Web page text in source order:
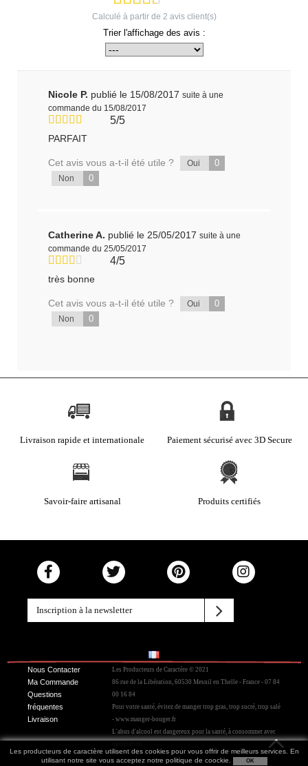
Les producteurs de caractère utilisent des cookies pour vous offrir de meilleurs services. En
utilisant notre site vous acceptez notre politique de coockie.
OK
Calculé à partir de 2 avis client(s)
Trier l'affichage des avis :
Nicole P. publié le 15/08/2017 suite à une
commande du 15/08/2017
5/5
PARFAIT
Cet avis vous a-t-il été utile ? Oui 0
Non 0
Catherine A. publié le 25/05/2017 suite à une
commande du 25/05/2017
4/5
très bonne
Cet avis vous a-t-il été utile ? Oui 0
Non 0
Livraison rapide et internationale Paiement sécurisé avec 3D Secure
Savoir-faire artisanal Produits certifiés
Nous Contacter
Ma Commande
Questions
fréquentes
Livraison
Les Producteurs de Caractère © 2021
86 rue de la Libération, 60530 Mesnil en Thelle - France - 07 84
00 16 84
Pour votre santé, évitez de manger trop gras, trop sucré, trop salé
- www.manger-bouger.fr
L'abus d'alcool est dangereux pour la santé, à consommer avec